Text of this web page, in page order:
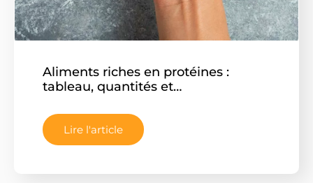
Aliments riches en protéines :
tableau, quantités et…
Lire l'article